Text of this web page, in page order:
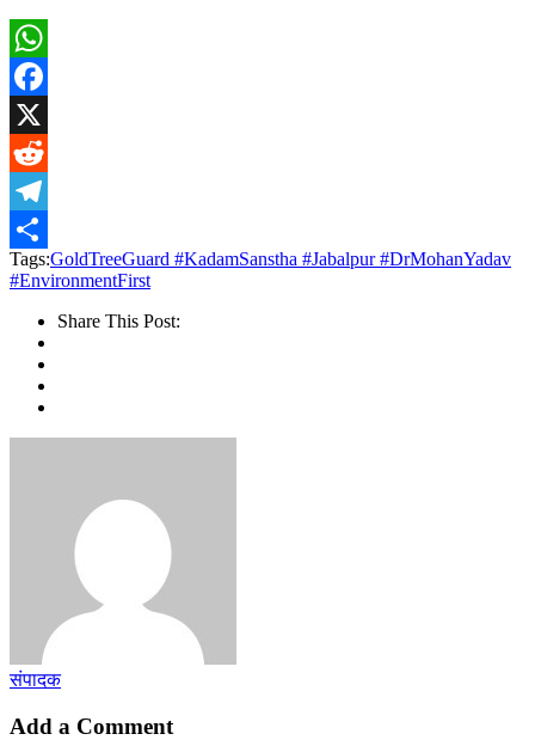
WhatsApp
Facebook
X
Reddit
Telegram
Share
Tags:GoldTreeGuard #KadamSanstha #Jabalpur #DrMohanYadav
#EnvironmentFirst
Share This Post:
संपादक
Add a Comment